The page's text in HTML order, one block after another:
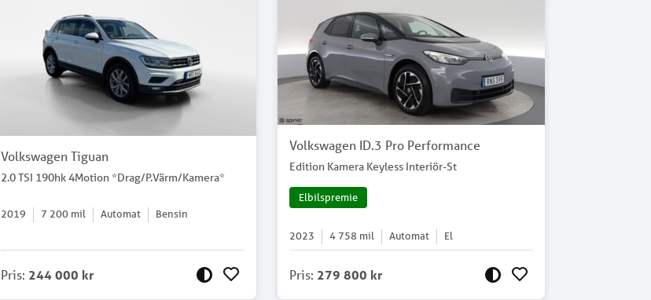
Volkswagen Tiguan
2.0 TSI 190hk 4Motion *Drag/P.Värm/Kamera*
2019 7 200 mil Automat Bensin
Pris: 244 000 kr
Volkswagen ID.3 Pro Performance
Edition Kamera Keyless Interiör-St
Elbilspremie
2023 4 758 mil Automat El
Pris: 279 800 kr